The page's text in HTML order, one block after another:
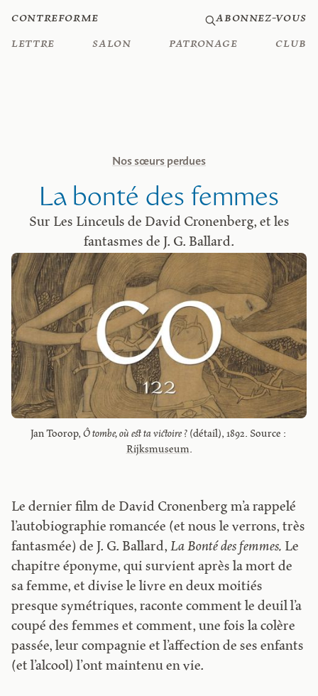
Contreforme
Lettre
Salon Patronage Club
Abonnez-vous
Nos sœurs perdues
La bonté des femmes
Sur Les Linceuls de David Cronenberg, et les
fantasmes de J. G. Ballard.
Jan Toorop, Ô tombe, où est ta victoire ?
Rijksmuseum.
Le dernier film de David Cronenberg m’a rappelé
l’autobiographie romancée (et nous le verrons, très
fantasmée) de J. G. Ballard,La Bonté des femmes. Le
chapitre éponyme, qui survient après la mort de
sa femme, et divise le livre en deux moitiés
presque symétriques, raconte comment le deuil l’a
coupé des femmes et comment, une fois la colère
passée, leur compagnie et l’affection de ses enfants
(et l’alcool) l’ont maintenu en vie.